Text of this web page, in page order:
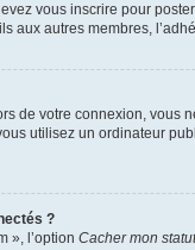
vous inscrire pour
aux autres membres,
de votre connexion, vous
utilisez un ordinateur
?
», l’option Cacher mon